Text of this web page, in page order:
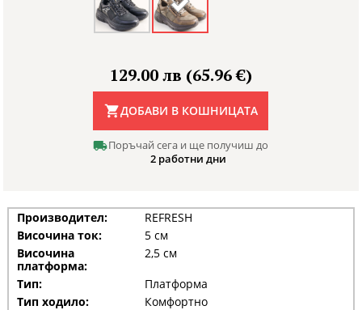
129.00 лв (65.96 €)
ДОБАВИ В КОШНИЦАТА
Поръчай сега и ще получиш до
2 работни дни
Производител:
REFRESH
Височина ток:
5 см
Височина
платформа:
2,5 см
Тип:
Платформа
Тип ходило:
Комфортно